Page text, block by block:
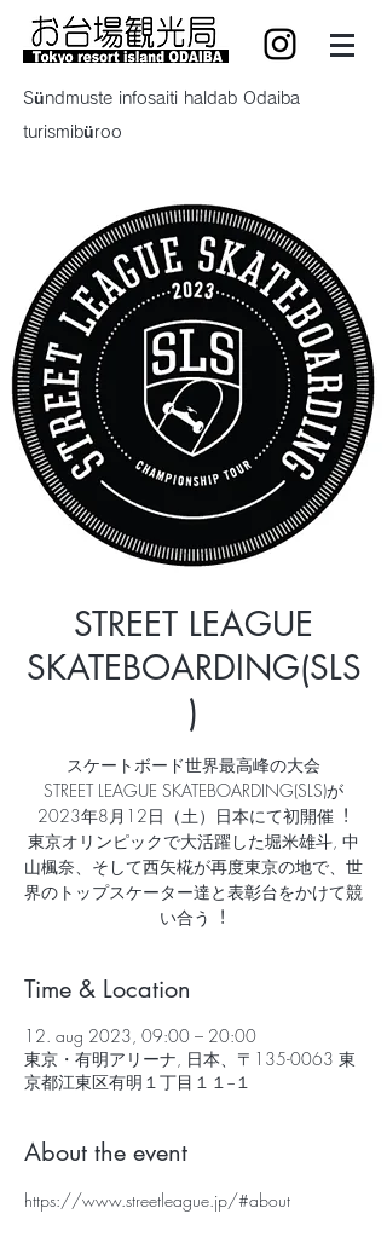
Sündmuste infosaiti haldab Odaiba
turismibüroo
STREET LEAGUE
SKATEBOARDING(SLS
)
スケートボード世界最⾼峰の⼤会
STREET LEAGUE SKATEBOARDING(SLS)が
2023年8⽉12⽇（⼟）⽇本にて初開催︕
東京オリンピックで⼤活躍した堀⽶雄⽃, 中
⼭楓奈、そして⻄⽮椛が再度東京の地で、世
界のトップスケーター達と表彰台をかけて競
い合う︕
Time & Location
12. aug 2023, 09:00 – 20:00
東京・有明アリーナ, 日本、〒135-0063 東
京都江東区有明１丁目１１−１
About the event
https://www.streetleague.jp/#about